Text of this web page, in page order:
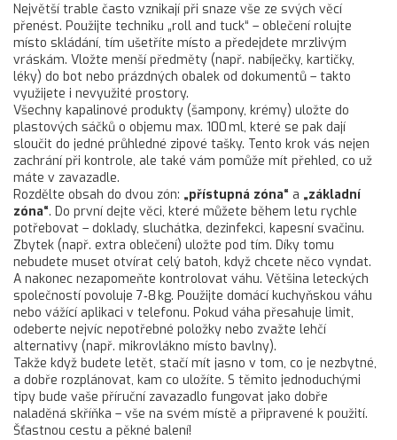
Největší trable často vznikají při snaze vše ze svých věcí
přenést. Použijte techniku „roll and tuck“ – oblečení rolujte
místo skládání, tím ušetříte místo a předejdete mrzlivým
vráskám. Vložte menší předměty (např. nabíječky, kartičky,
léky) do bot nebo prázdných obalek od dokumentů – takto
využijete i nevyužité prostory.
Všechny kapalinové produkty (šampony, krémy) uložte do
plastových sáčků o objemu max. 100 ml, které se pak dají
sloučit do jedné průhledné zipové tašky. Tento krok vás nejen
zachrání při kontrole, ale také vám pomůže mít přehled, co už
máte v zavazadle.
Rozdělte obsah do dvou zón: „přístupná zóna“ a „základní
zóna“. Do první dejte věci, které můžete během letu rychle
potřebovat – doklady, sluchátka, dezinfekci, kapesní svačinu.
Zbytek (např. extra oblečení) uložte pod tím. Díky tomu
nebudete muset otvírat celý batoh, když chcete něco vyndat.
A nakonec nezapomeňte kontrolovat váhu. Většina leteckých
společností povoluje 7‑8 kg. Použijte domácí kuchyňskou váhu
nebo vážící aplikaci v telefonu. Pokud váha přesahuje limit,
odeberte nejvíc nepotřebné položky nebo zvažte lehčí
alternativy (např. mikrovlákno místo bavlny).
Takže když budete letět, stačí mít jasno v tom, co je nezbytné,
a dobře rozplánovat, kam co uložíte. S těmito jednoduchými
tipy bude vaše příruční zavazadlo fungovat jako dobře
naladěná skříňka – vše na svém místě a připravené k použití.
Šťastnou cestu a pěkné balení!